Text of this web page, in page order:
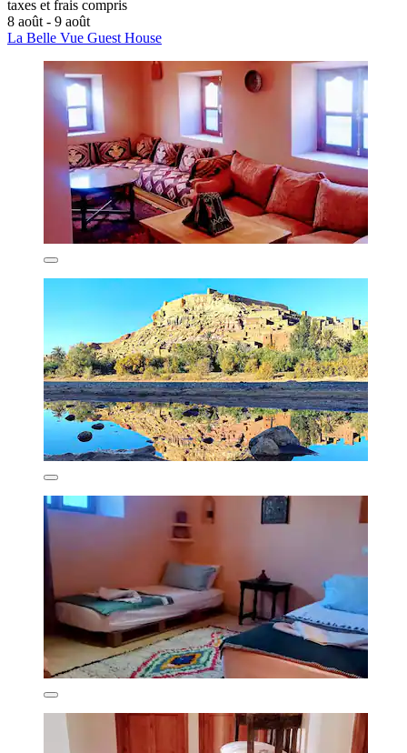
taxes et frais compris
8 août - 9 août
La Belle Vue Guest House